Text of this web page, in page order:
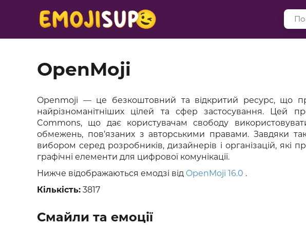
OpenMoji
Openmoji — це безкоштовний та відкритий ресурс, що
найрізноманітніших цілей та сфер застосування. Цей
Commons, що дає користувачам свободу
обмежень, пов’язаних з авторськими правами. Завдяки
вибором серед розробників, дизайнерів і організацій, які
графічні елементи для цифрової комунікації.
Нижче відображаються емодзі від OpenMoji 16.0 .
Кількість: 3817
Смайли та емоції